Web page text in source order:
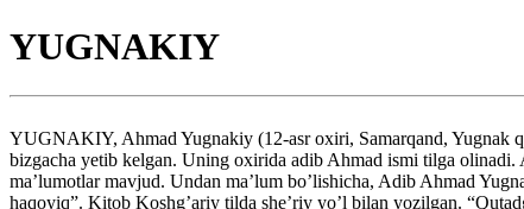
YUGNAKIY
YUGNAKIY, Ahmad Yugnakiy (12-asr oxiri, Samarqand, Yugnak
bizgacha yetib kelgan. Uning oxirida adib Ahmad ismi tilga
ma’lumotlar mavjud. Undan ma’lum bo’lishicha, Adib Ahmad
haqoyiq”. Kitob Koshg’ariy tilda she’riy yo’l bilan yozilgan.